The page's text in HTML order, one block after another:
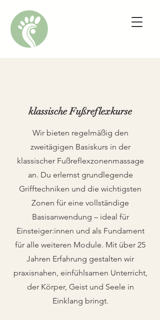
klassische Fußreflexkurse
Wir bieten regelmäßig den
zweitägigen Basiskurs in der
klassischer Fußreflexzonenmassage
an. Du erlernst grundlegende
Grifftechniken und die wichtigsten
Zonen für eine vollständige
Basisanwendung – ideal für
Einsteiger:innen und als Fundament
für alle weiteren Module. Mit über 25
Jahren Erfahrung gestalten wir
praxisnahen, einfühlsamen Unterricht,
der Körper, Geist und Seele in
Einklang bringt.